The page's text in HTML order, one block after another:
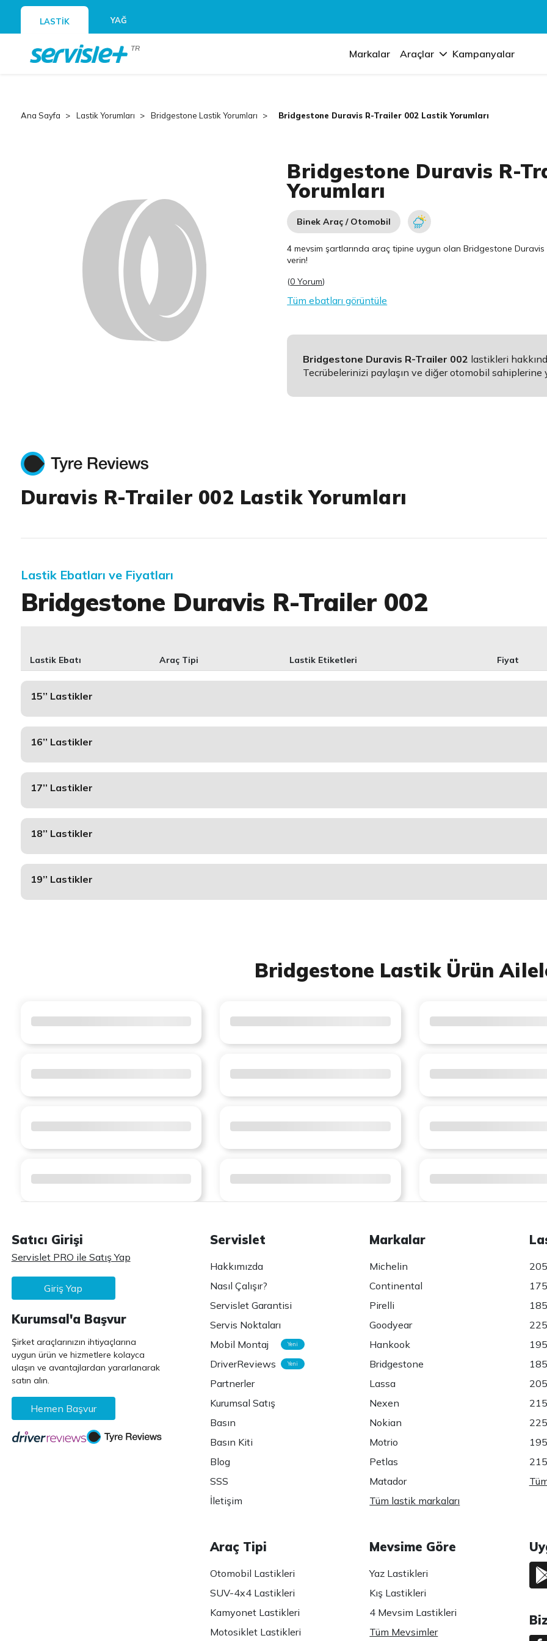
LASTİK YAĞ
TR Markalar Araçlar Kampanyalar
Ana Sayfa Lastik Yorumları Bridgestone Lastik Yorumları Bridgestone Duravis R-Trailer 002 Lastik Yorumları
Bridgestone Duravis R-
Yorumları
Binek Araç / Otomobil
4 mevsim şartlarında araç tipine uygun olanBridgestone Duravis
verin!
(0 Yorum)
Tüm ebatları görüntüle
Bridgestone Duravis R-Trailer 002 lastikleri
Tecrübelerinizi paylaşın ve diğer otomobil sahiplerine
Duravis R-Trailer 002 Lastik Yorumları
Lastik Ebatları ve Fiyatları
Bridgestone Duravis R-Trailer 002
Lastik Ebatı Araç Tipi Lastik Etiketleri Fiyat
15’’ Lastikler
16’’ Lastikler
17’’ Lastikler
18’’ Lastikler
19’’ Lastikler
Bridgestone Lastik Ürün
Satıcı Girişi
Servislet PRO ile Satış Yap
Giriş Yap
Kurumsal'a Başvur
Şirket araçlarınızın ihtiyaçlarına
uygun ürün ve hizmetlere kolayca
ulaşın ve avantajlardan yararlanarak
satın alın.
Hemen Başvur
Servislet
Hakkımızda
Nasıl Çalışır?
Servislet Garantisi
Servis Noktaları
Mobil Montaj
Yeni
DriverReviews Yeni
Partnerler
Kurumsal Satış
Basın
Basın Kiti
Blog
SSS
İletişim
Markalar
Michelin
Continental
Pirelli
Goodyear
Hankook
Bridgestone
Lassa
Nexen
Nokian
Motrio
Petlas
Matador
Tüm lastik markaları
Araç Tipi
Otomobil Lastikleri
SUV-4x4 Lastikleri
Kamyonet Lastikleri
Motosiklet Lastikleri
Mevsime Göre
Yaz Lastikleri
Kış Lastikleri
4 Mevsim Lastikleri
Tüm Mevsimler